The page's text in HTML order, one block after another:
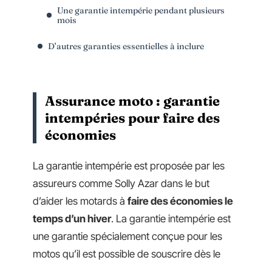
Une garantie intempérie pendant plusieurs
mois
D’autres garanties essentielles à inclure
Assurance moto : garantie
intempéries pour faire des
économies
La garantie intempérie est proposée par les
assureurs comme Solly Azar dans le but
d’aider les motards à faire des économies le
temps d’un hiver. La garantie intempérie est
une garantie spécialement conçue pour les
motos qu’il est possible de souscrire dès le